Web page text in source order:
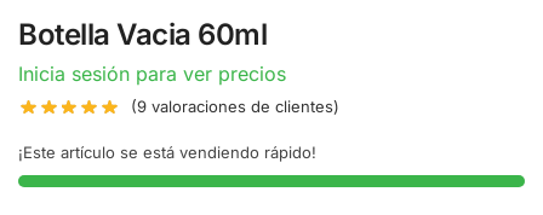
Botella Vacia 60ml
Inicia sesión para ver precios
(9 valoraciones de clientes)
¡Este artículo se está vendiendo rápido!